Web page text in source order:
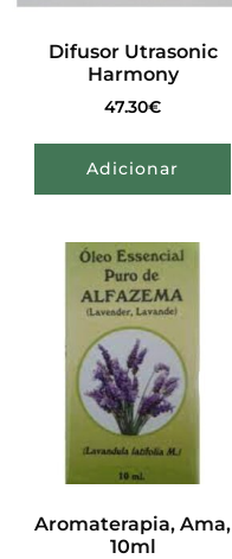
Difusor Utrasonic
Harmony
47.30€
Adicionar
Aromaterapia, Ama,
10ml